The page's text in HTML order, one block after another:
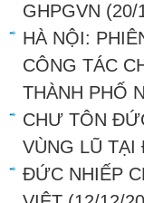
GHPGVN (20/
HÀ NỘI:
CÔNG TÁC
THÀNH PHỐ
CHƯ TÔN
VÙNG LŨ TẠI
ĐỨC NHIẾP